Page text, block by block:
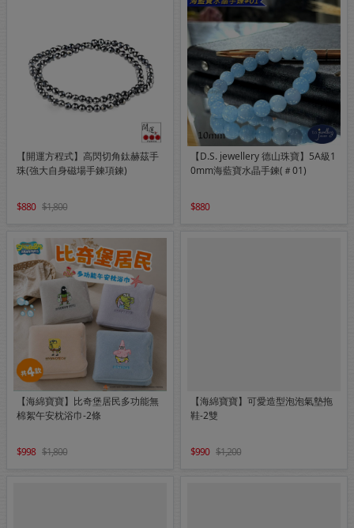
【開運方程式】高閃切角鈦赫茲手
珠(強大自身磁場手鍊項鍊)
880 1,800
【D.S. jewellery 德山珠寶】5A級1
0mm海藍寶水晶手鍊(＃01)
880
【海綿寶寶】比奇堡居民多功能無
棉絮午安枕浴巾-2條
998 1,800
【海綿寶寶】可愛造型泡泡氣墊拖
鞋-2雙
990 1,200